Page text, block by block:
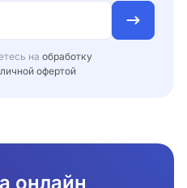
на обработку
офертой
онлайн